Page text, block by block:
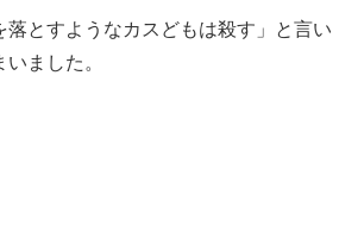
とすようなカスどもは殺す」と言い
ました。